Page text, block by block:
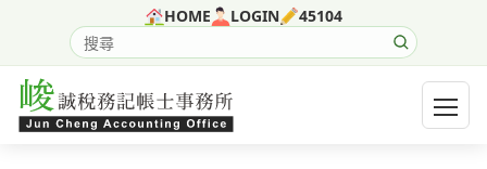
HOME LOGIN 45104
搜尋網站內容
開啟